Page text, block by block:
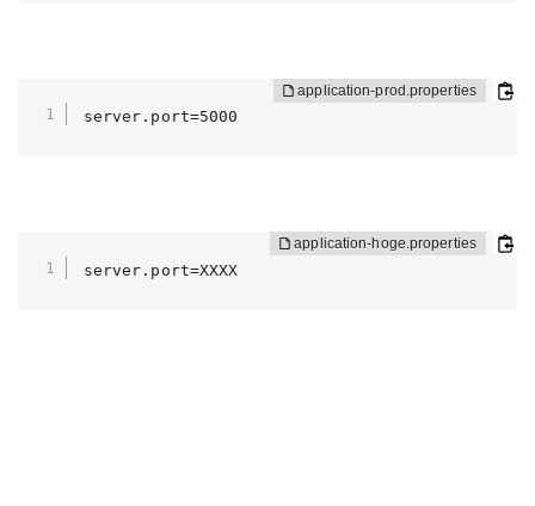
server.port=5000
server.port=XXXX